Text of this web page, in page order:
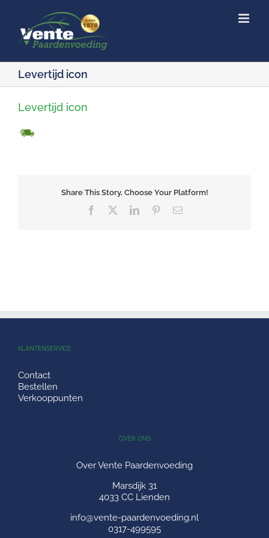
inhoud
Levertijd icon
Levertijd icon
Share This Story, Choose Your Platform!
Facebook LinkedInPinterest
E-
KLANTENSERVICE
Contact
Bestellen
Verkooppunten
OVER ONS
Over Vente Paardenvoeding
Marsdijk 31
4033 CC Lienden
info@vente-paardenvoeding.nl
0317-499595